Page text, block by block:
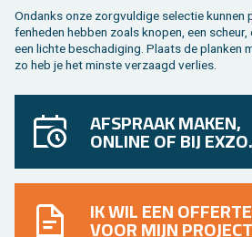
On­danks onze zorg­vul­di­ge se­lec­tie kun­nen
fen­he­den heb­ben zoals kno­pen, een scheur,
een lich­te be­scha­di­ging. Plaats de plan­ken
zo heb je het min­ste ver­zaagd ver­lies.
AFSPRAAK MAKEN,
ONLINE OF BIJ EXZO.
IK WIL EEN OFFERTE
VOOR MIJN